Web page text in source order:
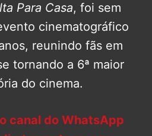
Para Casa, foi sem
cinematográfico
reunindo fãs em
tornando a 6ª maior
do cinema.
canal do WhatsApp